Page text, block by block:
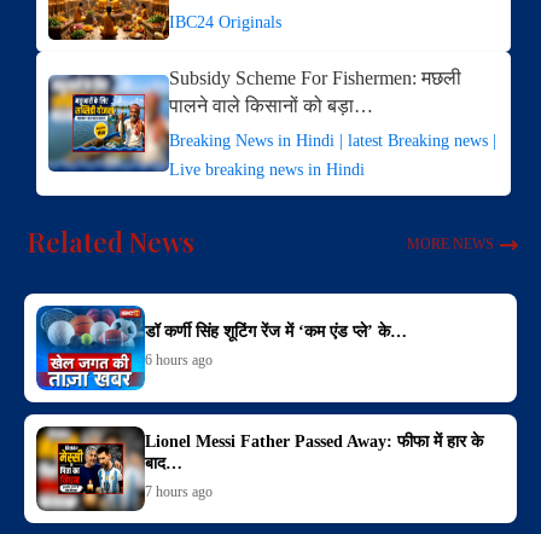
IBC24 Originals
Subsidy Scheme For Fishermen: मछली
पालने वाले किसानों को बड़ा…
Breaking News in Hindi | latest Breaking news |
Live breaking news in Hindi
Related News MORE NEWS
डॉ कर्णी सिंह शूटिंग रेंज में ‘कम एंड प्ले’ के…
6 hours ago
Lionel Messi Father Passed Away: फीफा में हार के
बाद…
7 hours ago